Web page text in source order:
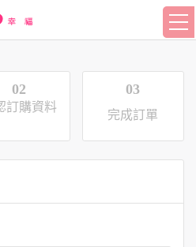
02
訂購資料
03
完成訂單